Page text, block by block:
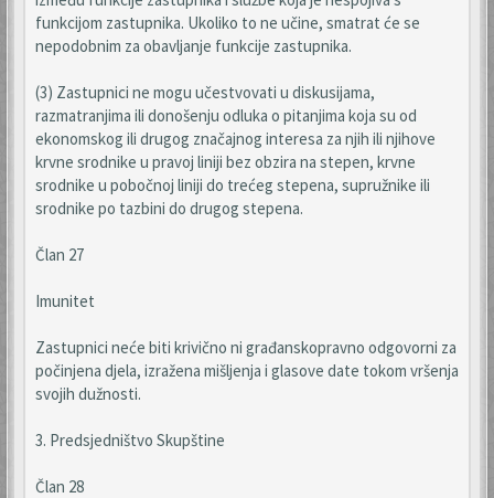
funkcijom zastupnika. Ukoliko to ne učine, smatrat će se
nepodobnim za obavljanje funkcije zastupnika.
(3) Zastupnici ne mogu učestvovati u diskusijama,
razmatranjima ili donošenju odluka o pitanjima koja su od
ekonomskog ili drugog značajnog interesa za njih ili njihove
krvne srodnike u pravoj liniji bez obzira na stepen, krvne
srodnike u pobočnoj liniji do trećeg stepena, supružnike ili
srodnike po tazbini do drugog stepena.
Član 27
Imunitet
Zastupnici neće biti krivično ni građanskopravno odgovorni za
počinjena djela, izražena mišljenja i glasove date tokom vršenja
svojih dužnosti.
3. Predsjedništvo Skupštine
Član 28